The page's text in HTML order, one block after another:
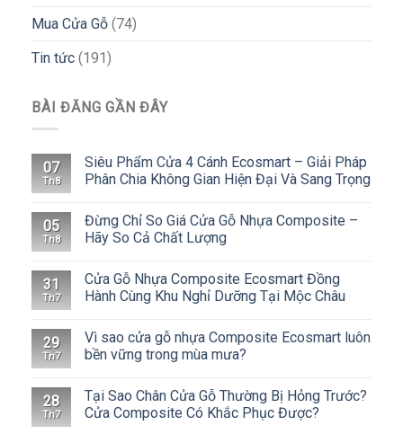
Mua Cửa Gỗ (74)
Tin tức (191)
BÀI ĐĂNG GẦN ĐÂY
07
Th8
Siêu Phẩm Cửa 4 Cánh Ecosmart – Giải Pháp
Phân Chia Không Gian Hiện Đại Và Sang Trọng
05
Th8
Đừng Chỉ So Giá Cửa Gỗ Nhựa Composite –
Hãy So Cả Chất Lượng
31
Th7
Cửa Gỗ Nhựa Composite Ecosmart Đồng
Hành Cùng Khu Nghỉ Dưỡng Tại Mộc Châu
29
Th7
Vì sao cửa gỗ nhựa Composite Ecosmart luôn
bền vững trong mùa mưa?
28
Th7
Tại Sao Chân Cửa Gỗ Thường Bị Hỏng Trước?
Cửa Composite Có Khắc Phục Được?